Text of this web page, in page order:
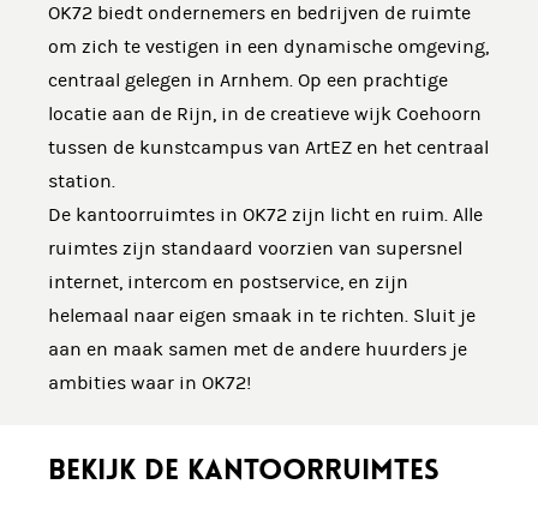
OK72 biedt ondernemers en bedrijven de ruimte
om zich te vestigen in een dynamische omgeving,
centraal gelegen in Arnhem. Op een prachtige
locatie aan de Rijn, in de creatieve wijk Coehoorn
tussen de kunstcampus van ArtEZ en het centraal
station.
De kantoorruimtes in OK72 zijn licht en ruim. Alle
ruimtes zijn standaard voorzien van supersnel
internet, intercom en postservice, en zijn
helemaal naar eigen smaak in te richten. Sluit je
aan en maak samen met de andere huurders je
ambities waar in OK72!
BEKIJK DE KANTOORRUIMTES